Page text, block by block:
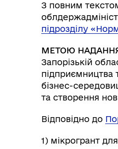
З повним
підрозділу
МЕТОЮ
Запорізькій
підприємництва
бізнес-
та створення
Відповідно до
1) мікрогрант